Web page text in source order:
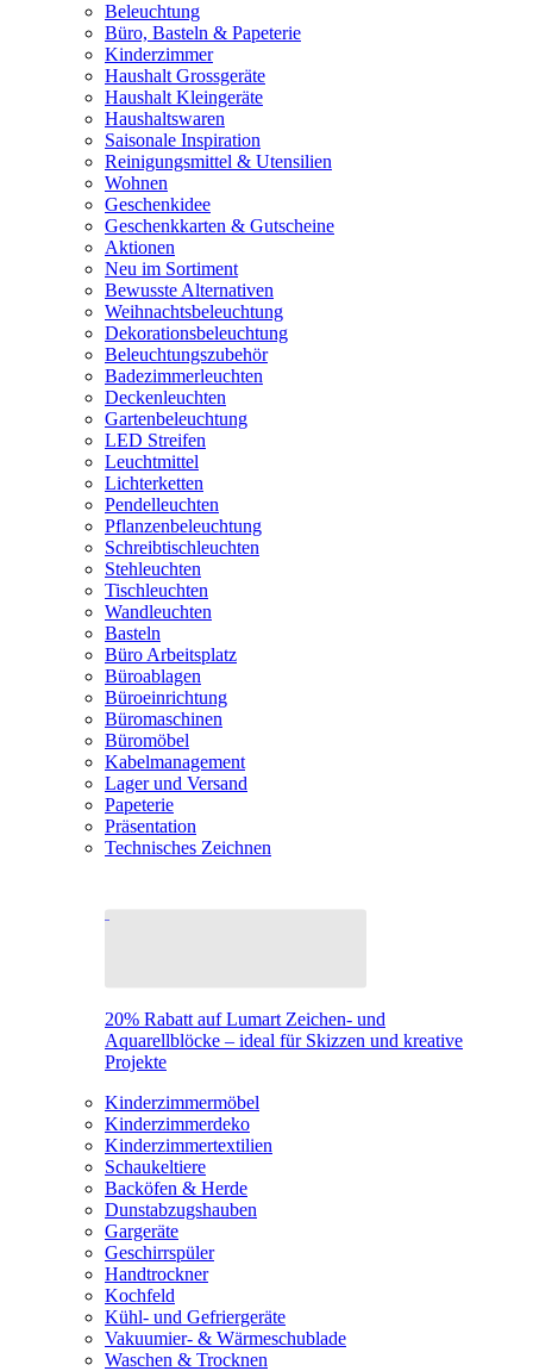
Beleuchtung
Büro, Basteln & Papeterie
Kinderzimmer
Haushalt Grossgeräte
Haushalt Kleingeräte
Haushaltswaren
Saisonale Inspiration
Reinigungsmittel & Utensilien
Wohnen
Geschenkidee
Geschenkkarten & Gutscheine
Aktionen
Neu im Sortiment
Bewusste Alternativen
Weihnachtsbeleuchtung
Dekorationsbeleuchtung
Beleuchtungszubehör
Badezimmerleuchten
Deckenleuchten
Gartenbeleuchtung
LED Streifen
Leuchtmittel
Lichterketten
Pendelleuchten
Pflanzenbeleuchtung
Schreibtischleuchten
Stehleuchten
Tischleuchten
Wandleuchten
Basteln
Büro Arbeitsplatz
Büroablagen
Büroeinrichtung
Büromaschinen
Büromöbel
Kabelmanagement
Lager und Versand
Papeterie
Präsentation
Technisches Zeichnen
20% Rabatt auf Lumart Zeichen- und
Aquarellblöcke – ideal für Skizzen und kreative
Projekte
Kinderzimmermöbel
Kinderzimmerdeko
Kinderzimmertextilien
Schaukeltiere
Backöfen & Herde
Dunstabzugshauben
Gargeräte
Geschirrspüler
Handtrockner
Kochfeld
Kühl- und Gefriergeräte
Vakuumier- & Wärmeschublade
Waschen & Trocknen